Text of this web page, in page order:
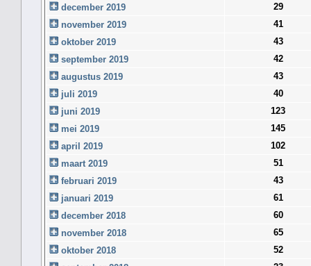
december 2019
29
november 2019
41
oktober 2019
43
september 2019
42
augustus 2019
43
juli 2019
40
juni 2019
123
mei 2019
145
april 2019
102
maart 2019
51
februari 2019
43
januari 2019
61
december 2018
60
november 2018
65
oktober 2018
52